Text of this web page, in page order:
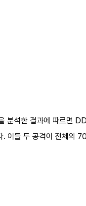
분석한 결과에 따르면
들 두 공격이 전체의